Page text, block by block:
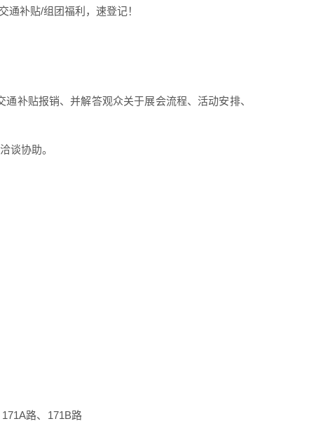
通补贴/组团福利，速登记！
补贴报销、并解答观众关于展会流程、活动安排、
谈协助。
路、171B路